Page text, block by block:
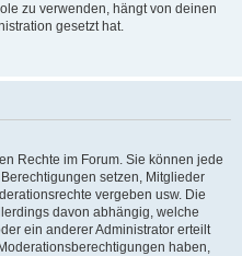
zu verwenden, hängt von deinen
gesetzt hat.
Rechte im Forum. Sie können jede
setzen, Mitglieder
vergeben usw. Die
davon abhängig, welche
ein anderer Administrator erteilt
haben,